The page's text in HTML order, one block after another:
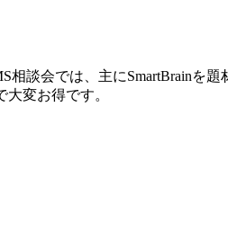
相談会では、主にSmartBrainを
変お得です。